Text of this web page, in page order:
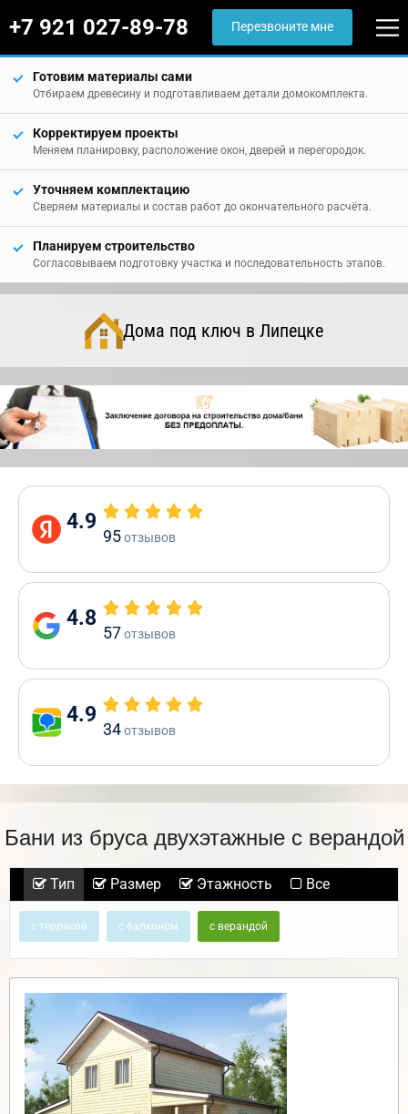
+7 921 027-89-78 Перезвоните мне
Готовим материалы сами
Отбираем древесину и подготавливаем детали домокомплекта.
Корректируем проекты
Меняем планировку, расположение окон, дверей и перегородок.
Уточняем комплектацию
Сверяем материалы и состав работ до окончательного расчёта.
Планируем строительство
Согласовываем подготовку участка и последовательность этапов.
Дома под ключ в Липецке
4.9
95отзывов
4.8
57отзывов
4.9
34отзывов
Бани из бруса двухэтажные с верандой
Тип Размер Этажность Все
с террасой с балконом с верандой